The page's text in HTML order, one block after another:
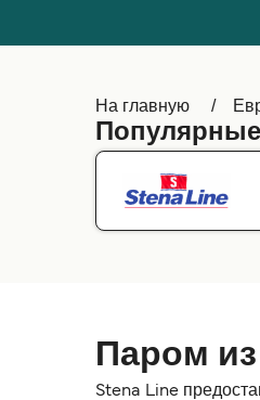
На главную
Паром
Stena Line